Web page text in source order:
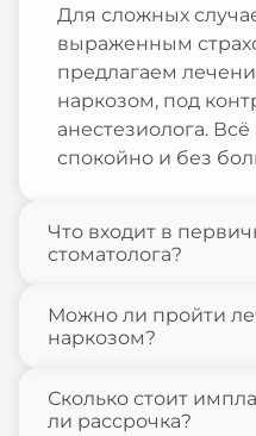
Для сложных
выраженным
предлагаем
наркозом, под
анестезиолога.
спокойно и без
Что входит в
стоматолога?
Можно ли пройти
наркозом?
Сколько стоит
ли рассрочка?